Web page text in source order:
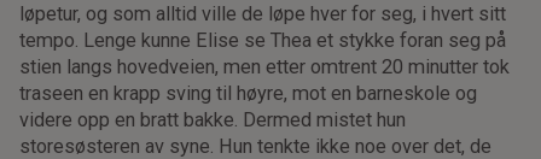
løpetur, og som alltid ville de løpe hver for seg, i hvert sitt
tempo. Lenge kunne Elise se Thea et stykke foran seg på
stien langs hovedveien, men etter omtrent 20 minutter tok
traseen en krapp sving til høyre, mot en barneskole og
videre opp en bratt bakke. Dermed mistet hun
storesøsteren av syne. Hun tenkte ikke noe over det, de